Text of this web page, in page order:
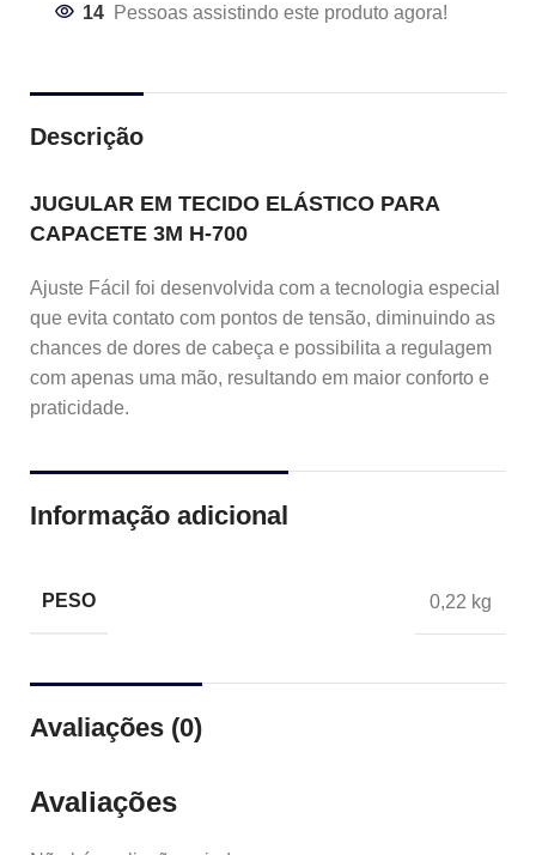
14 Pessoas assistindo este produto agora!
Descrição
JUGULAR EM TECIDO ELÁSTICO PARA
CAPACETE 3M H-700
Ajuste Fácil foi desenvolvida com a tecnologia especial
que evita contato com pontos de tensão, diminuindo as
chances de dores de cabeça e possibilita a regulagem
com apenas uma mão, resultando em maior conforto e
praticidade.
Informação adicional
PESO 0,22 kg
Avaliações (0)
Avaliações